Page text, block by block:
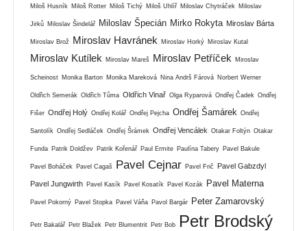
Miloš Husník Miloš Rotter Miloš Tichý Miloš Uhlíř Miloslav Chytráček Miloslav
Jirků Miloslav Šindelář Miloslav Špecián Mirko Rokyta Miroslav Bárta
Miroslav Brož Miroslav Havránek Miroslav Horký Miroslav Kutal
Miroslav Kutílek Miroslav Mareš Miroslav Petříček Miroslav
Scheinost Monika Barton Monika Mareková Nina Andrš Fárová Norbert Werner
Oldřich Semerák Oldřich Tůma Oldřich Vinař Olga Ryparová Ondřej Čadek Ondřej
Fišer Ondřej Holý Ondřej Kolář Ondřej Pejcha Ondřej Šamárek Ondřej
Santolík Ondřej Sedláček Ondřej Šrámek Ondřej Vencálek Otakar Foltýn Otakar
Funda Patrik Doldžev Patrik Kořenář Paul Ermite Paulína Tabery Pavel Bakule
Pavel Boháček Pavel Cagaš Pavel Cejnar Pavel Frič Pavel Gabzdyl
Pavel Jungwirth Pavel Kasík Pavel Kosatík Pavel Kozák Pavel Materna
Pavel Pokorný Pavel Stopka Pavel Váňa Pavol Bargár Peter Zamarovský
Petr Bakalář Petr Blažek Petr Blumentrit Petr Bob Petr Brodský